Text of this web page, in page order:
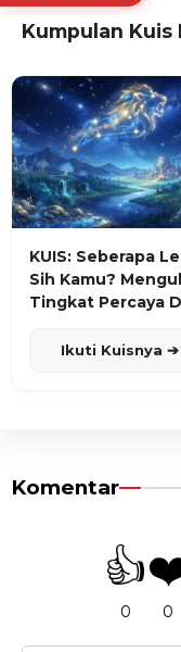
Kumpulan Kuis
KUIS: Seberapa
Sih Kamu?
Tingkat Percaya
Ikuti Kuisnya ➔
Komentar
👍
0 0